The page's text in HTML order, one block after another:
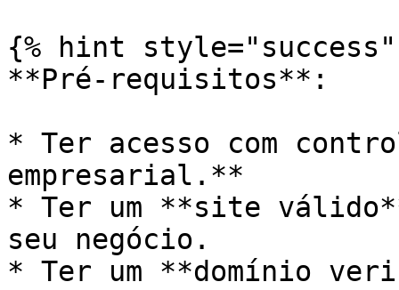
{% hint style="success"
**Pré-requisitos**:
* Ter acesso com
empresarial.**
* Ter um **site
seu negócio.
* Ter um **domínio